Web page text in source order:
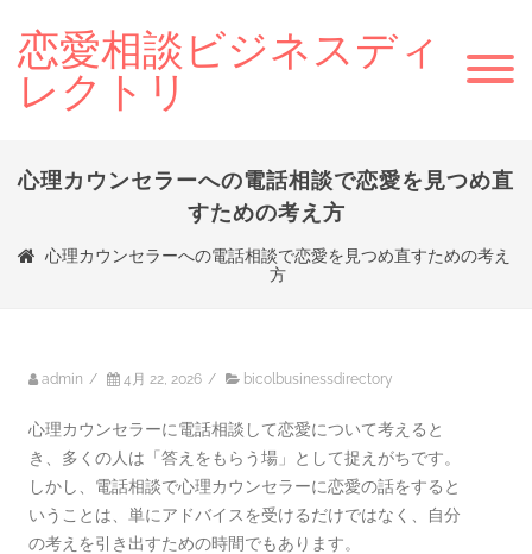
恋愛相談ビジネスディ
レクトリ
心理カウンセラーへの電話相談で恋愛を見つめ直
すための考え方
心理カウンセラーへの電話相談で恋愛を見つめ直すための考え
方
admin / 4月 22, 2026 / bicolbusinessdirectory
心理カウンセラーに電話相談して恋愛について考えると
き、多くの人は「答えをもらう場」として捉えがちです。
しかし、電話相談で心理カウンセラーに恋愛の話をすると
いうことは、単にアドバイスを受けるだけではなく、自分
の考えを引き出すための時間でもあります。